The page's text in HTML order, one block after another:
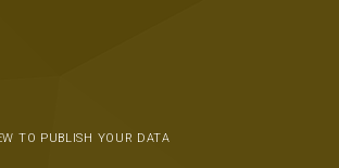
TO PUBLISH YOUR DATA